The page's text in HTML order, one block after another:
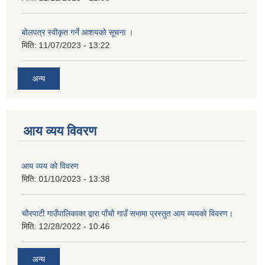
बोलपत्र स्वीकृत गर्ने आशयको सूचना ।
मिति: 11/07/2023 - 13:22
अन्य
आय व्यय विवरण
आय व्यय को विवरण
मिति: 01/10/2023 - 13:38
चाैरपाटी गाउँपालिकाका द्वारा पाँचाै गाउँ सभामा प्रस्तुत आय व्ययकाे विवरण।
मिति: 12/28/2022 - 10:46
अन्य